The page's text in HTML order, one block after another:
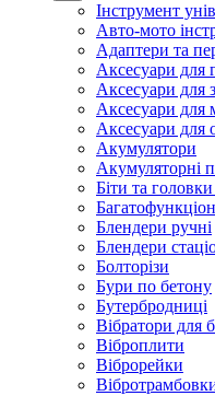
Інструмент
Авто-мото
Адаптери та
Аксесуари для
Аксесуари для
Аксесуари для
Аксесуари для
Акумулятори
Акумуляторні
Біти та
Блендери ручні
Блендери
Болторізи
Бури по бетону
Бутербродниці
Вібратори для
Віброплити
Віброрейки